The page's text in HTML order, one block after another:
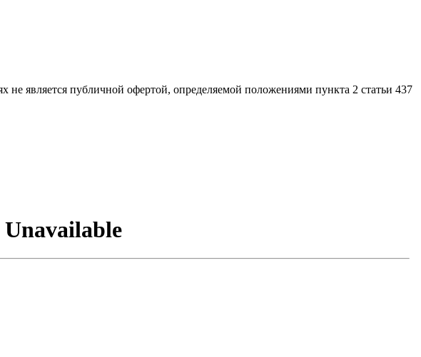
является публичной офертой, определяемой положениями пункта 2 статьи 437